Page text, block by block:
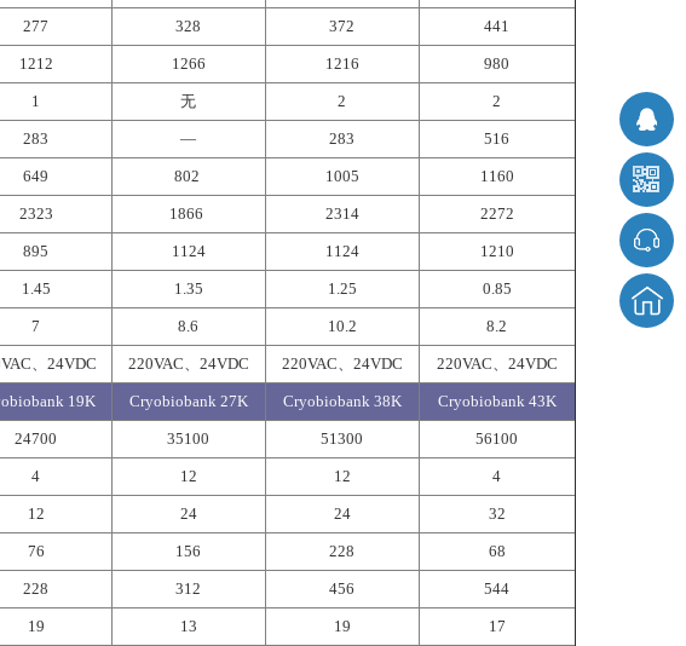
277 328 372 441
1212 1266 1216 980
1 无 2 2
283 — 283 516
649 802 1005 1160
2323 1866 2314 2272
895 1124 1124 1210
1.45 1.35 1.25 0.85
7 8.6 10.2 8.2
、24VDC 220VAC、24VDC 220VAC、24VDC 220VAC、24VDC
19K Cryobiobank 27K Cryobiobank 38K Cryobiobank 43K
24700 35100 51300 56100
4 12 12 4
12 24 24 32
76 156 228 68
228 312 456 544
19 13 19 17